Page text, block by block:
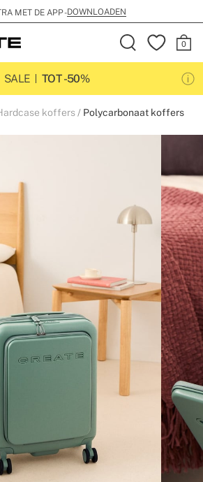
MET DE APP -DOWNLOADEN
SALE
TOT -50%
koffers Polycarbonaat koffers